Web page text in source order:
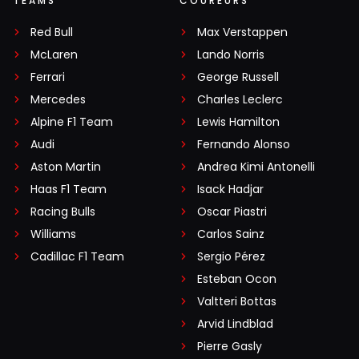
Red Bull
McLaren
Ferrari
Mercedes
Alpine F1 Team
Audi
Aston Martin
Haas F1 Team
Racing Bulls
Williams
Cadillac F1 Team
Max Verstappen
Lando Norris
George Russell
Charles Leclerc
Lewis Hamilton
Fernando Alonso
Andrea Kimi Antonelli
Isack Hadjar
Oscar Piastri
Carlos Sainz
Sergio Pérez
Esteban Ocon
Valtteri Bottas
Arvid Lindblad
Pierre Gasly